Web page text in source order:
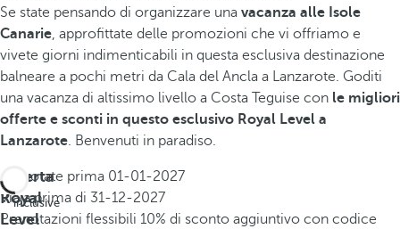
Se state pensando di organizzare una vacanza alle Isole
Canarie, approfittate delle promozioni che vi offriamo e
vivete giorni indimenticabili in questa esclusiva destinazione
balneare a pochi metri da Cala del Ancla a Lanzarote. Goditi
una vacanza di altissimo livello a Costa Teguise con le migliori
offerte e sconti in questo esclusivo Royal Level a
Lanzarote. Benvenuti in paradiso.
Offerta
Royal
Level
inclusive
Prenotate prima 01-01-2027
Viaja prima di 31-12-2027
Prenotazioni flessibili 10% di sconto aggiuntivo con codice